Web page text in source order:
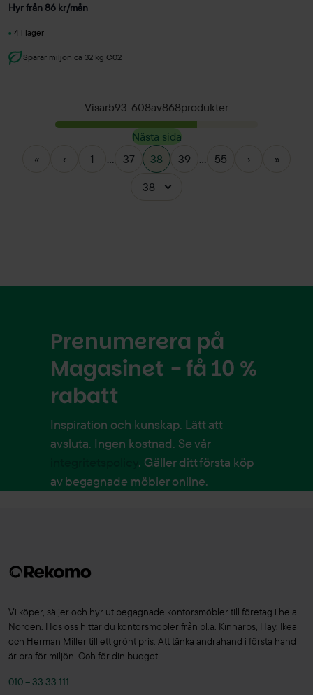
Hyr från 86 kr/mån
4 i lager
Sparar miljön ca 32 kg C02
Visar593-608av868produkter
Nästa sida
«
‹ 1 ... 37 38 39 ... 55 ›
»
38
Prenumerera på
Magasinet - få 10 %
rabatt
Inspiration och kunskap. Lätt att
avsluta. Ingen kostnad. Se vår
. Gäller ditt första köp
av begagnade möbler online.
Vi köper, säljer och hyr ut begagnade kontorsmöbler till företag i hela
Norden. Hos oss hittar du kontorsmöbler från bl.a. Kinnarps, Hay, Ikea
och Herman Miller till ett grönt pris. Att tänka andrahand i första hand
är bra för miljön. Och för din budget.
010 – 33 33 111